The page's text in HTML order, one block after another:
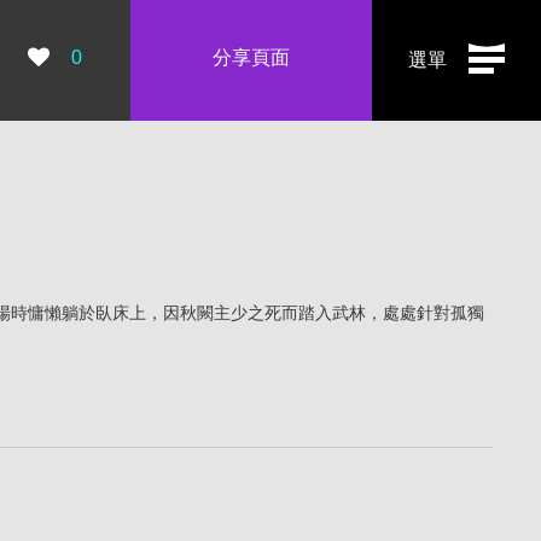
選單
瀏覽數：
0 分享頁面
慵懶躺於臥床上，因秋闕主少之死而踏入武林，處處針對孤獨